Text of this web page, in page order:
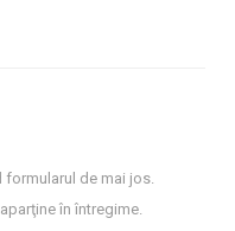
formularul de mai jos.
în întregime.